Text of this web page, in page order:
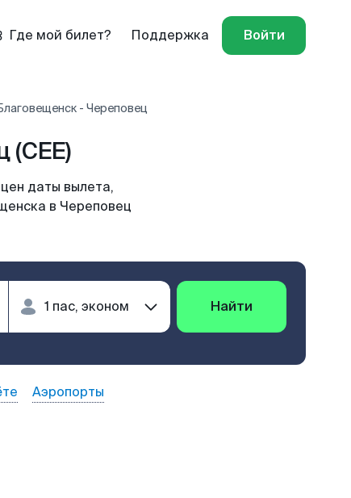
Где мой билет? Поддержка Войти
- Череповец
даты вылета,
в Череповец
Найти
Аэропорты